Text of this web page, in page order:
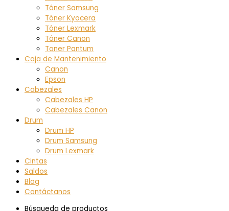
Tóner Samsung
Tóner Kyocera
Tóner Lexmark
Tóner Canon
Toner Pantum
Caja de Mantenimiento
Canon
Epson
Cabezales
Cabezales HP
Cabezales Canon
Drum
Drum HP
Drum Samsung
Drum Lexmark
Cintas
Saldos
Blog
Contáctanos
Búsqueda de productos